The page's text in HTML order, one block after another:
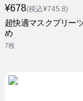
¥678(税込¥745.8)
超快適マスクプリー
め
7枚